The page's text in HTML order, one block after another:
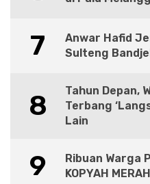
7
Anwar Hafid
Sulteng
8
Tahun Depan,
Terbang
Lain
9
Ribuan Warga Padati
KOPYAH MERAH